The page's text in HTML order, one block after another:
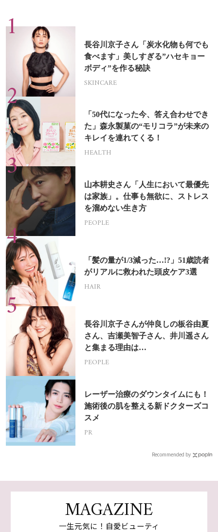
長谷川京子さん「炭水化物も何でも
食べます」美しすぎる”ハセキョー
ボディ”を作る秘訣
SKINCARE
「50代になった今、答え合わせでき
た」森永製菓の“モリコラ”が未来の
キレイを連れてくる！
HEALTH
山本耕史さん「人生において最優先
は家族」。仕事も無欲に、ストレス
を溜めない生き方
PEOPLE
「髪の量が1/3減った…!?」51歳読者
がリアルに救われた頭皮ケア3選
HAIR
長谷川京子さんが仲良しの板谷由夏
さん、吉瀬美智子さん、井川遥さん
と集まる理由は…
PEOPLE
レーザー治療のダウンタイムにも！
施術後の肌を整える新ドクターズコ
スメ
PR
Recommended by
MAGAZINE
一生元気に！自愛ビューティ